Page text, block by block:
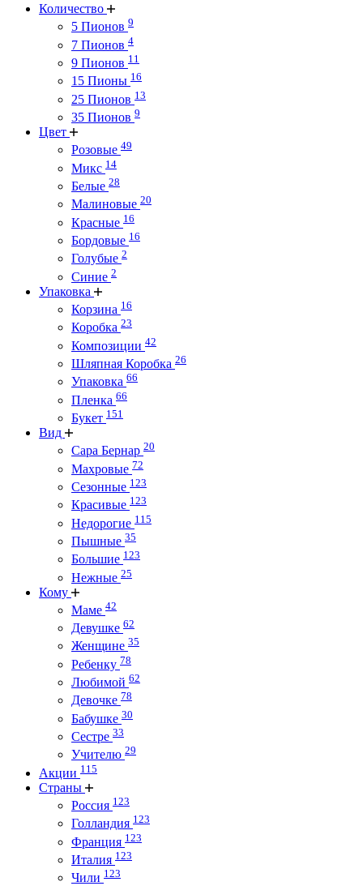
Количество
5 Пионов 9
7 Пионов 4
9 Пионов 11
15 Пионы 16
25 Пионов 13
35 Пионов 9
Цвет
Розовые 49
Микс 14
Белые 28
Малиновые 20
Красные 16
Бордовые 16
Голубые 2
Синие 2
Упаковка
Корзина 16
Коробка 23
Композиции 42
Шляпная Коробка 26
Упаковка 66
Пленка 66
Букет 151
Вид
Сара Бернар 20
Махровые 72
Сезонные 123
Красивые 123
Недорогие 115
Пышные 35
Большие 123
Нежные 25
Кому
Маме 42
Девушке 62
Женщине 35
Ребенку 78
Любимой 62
Девочке 78
Бабушке 30
Сестре 33
Учителю 29
Акции 115
Страны
Россия 123
Голландия 123
Франция 123
Италия 123
Чили 123